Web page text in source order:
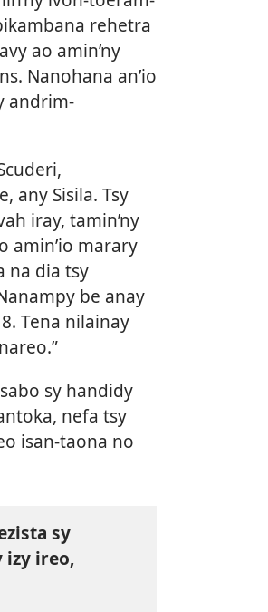
rehetra
ao amin’ny
Nanohana an’io
andrim-
any Sisila. Tsy
iray, tamin’ny
amin’io marary
na dia tsy
be anay
Tena nilainay
sy handidy
nefa tsy
isan-taona no
sy
izy ireo,